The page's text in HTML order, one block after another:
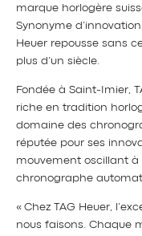
marque horlogère
Synonyme
Heuer repousse sans
plus d’un siècle.
Fondée à Saint-Imier,
riche en tradition
domaine des
réputée pour ses
mouvement oscillant
chronographe
« Chez TAG Heuer,
nous faisons. Chaque